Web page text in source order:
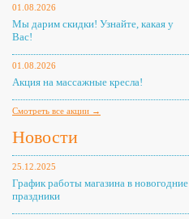
01.08.2026
Мы дарим скидки! Узнайте, какая у
Вас!
01.08.2026
Акция на массажные кресла!
Смотреть все акции →
Новости
25.12.2025
График работы магазина в новогодние
праздники